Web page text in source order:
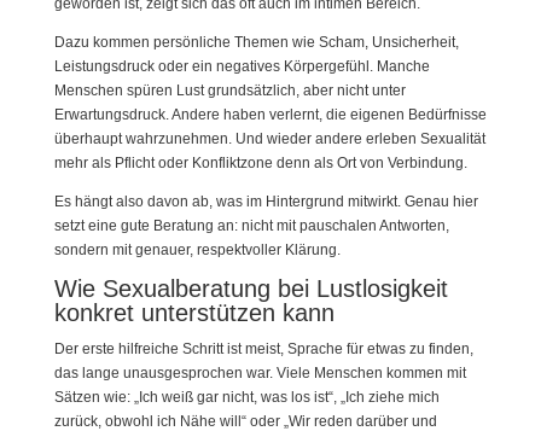
geworden ist, zeigt sich das oft auch im intimen Bereich.
Dazu kommen persönliche Themen wie Scham, Unsicherheit,
Leistungsdruck oder ein negatives Körpergefühl. Manche
Menschen spüren Lust grundsätzlich, aber nicht unter
Erwartungsdruck. Andere haben verlernt, die eigenen Bedürfnisse
überhaupt wahrzunehmen. Und wieder andere erleben Sexualität
mehr als Pflicht oder Konfliktzone denn als Ort von Verbindung.
Es hängt also davon ab, was im Hintergrund mitwirkt. Genau hier
setzt eine gute Beratung an: nicht mit pauschalen Antworten,
sondern mit genauer, respektvoller Klärung.
Wie Sexualberatung bei Lustlosigkeit
konkret unterstützen kann
Der erste hilfreiche Schritt ist meist, Sprache für etwas zu finden,
das lange unausgesprochen war. Viele Menschen kommen mit
Sätzen wie: „Ich weiß gar nicht, was los ist“, „Ich ziehe mich
zurück, obwohl ich Nähe will“ oder „Wir reden darüber und